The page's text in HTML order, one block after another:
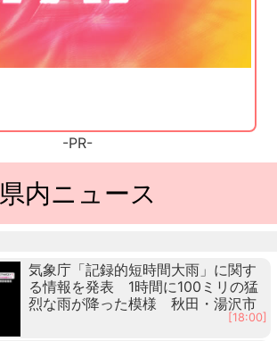
-PR-
県内ニュース
気象庁「記録的短時間大雨」に関す
る情報を発表 1時間に100ミリの猛
烈な雨が降った模様 秋田・湯沢市
[18:00]